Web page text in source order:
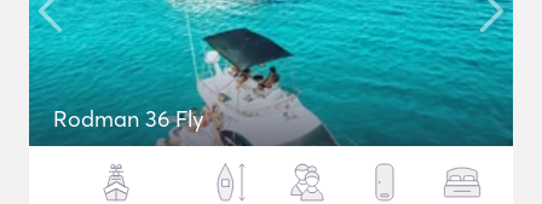
Rodman 36 Fly